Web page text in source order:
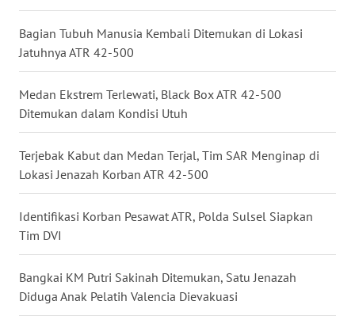
Bagian Tubuh Manusia Kembali Ditemukan di Lokasi
Jatuhnya ATR 42-500
Medan Ekstrem Terlewati, Black Box ATR 42-500
Ditemukan dalam Kondisi Utuh
Terjebak Kabut dan Medan Terjal, Tim SAR Menginap di
Lokasi Jenazah Korban ATR 42-500
Identifikasi Korban Pesawat ATR, Polda Sulsel Siapkan
Tim DVI
Bangkai KM Putri Sakinah Ditemukan, Satu Jenazah
Diduga Anak Pelatih Valencia Dievakuasi
KALTARA
KALSEL
WN
KALTIM
WN
SULSEL
WN
GORONTALO
WN